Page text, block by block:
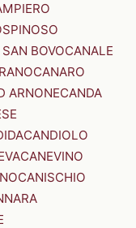
BOVOCANALE
CANARO
ARNONECANDA
CANDIOLO
CANEVINO
CANISCHIO